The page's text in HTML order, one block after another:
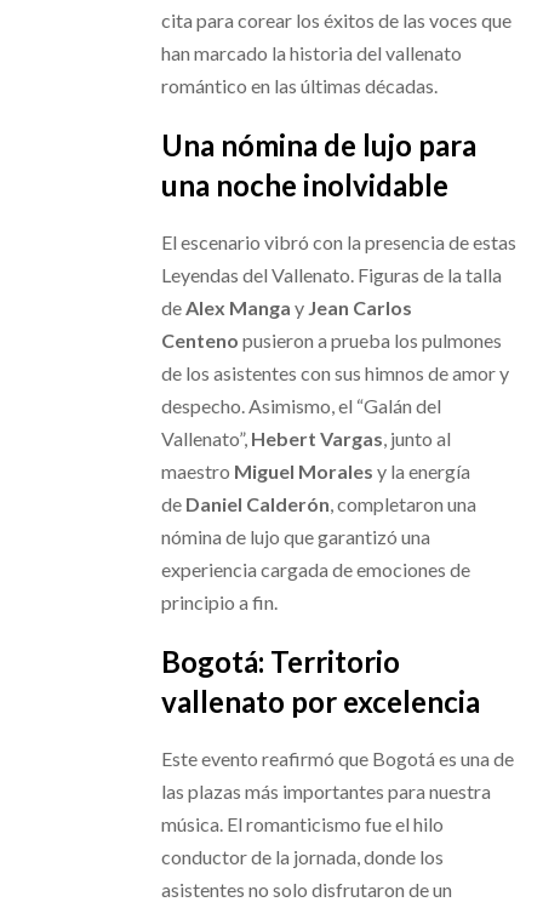
cita para corear los éxitos de las voces que
han marcado la historia del vallenato
romántico en las últimas décadas.
Una nómina de lujo para
una noche inolvidable
El escenario vibró con la presencia de estas
Leyendas del Vallenato. Figuras de la talla
de Alex Manga y Jean Carlos
Centeno pusieron a prueba los pulmones
de los asistentes con sus himnos de amor y
despecho. Asimismo, el “Galán del
Vallenato”, Hebert Vargas , junto al
maestro Miguel Morales y la energía
de Daniel Calderón , completaron una
nómina de lujo que garantizó una
experiencia cargada de emociones de
principio a fin.
Bogotá: Territorio
vallenato por excelencia
Este evento reafirmó que Bogotá es una de
las plazas más importantes para nuestra
música. El romanticismo fue el hilo
conductor de la jornada, donde los
asistentes no solo disfrutaron de un